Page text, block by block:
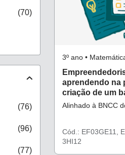
(70)
(76)
(96)
(77)
3º ano •
aprendendo na
criação de um
Alinhado à BNCC
Cód.: EF03GE11,
3HI12